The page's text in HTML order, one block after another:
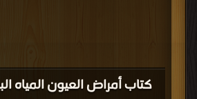
كتاب أمراض العيون المياه